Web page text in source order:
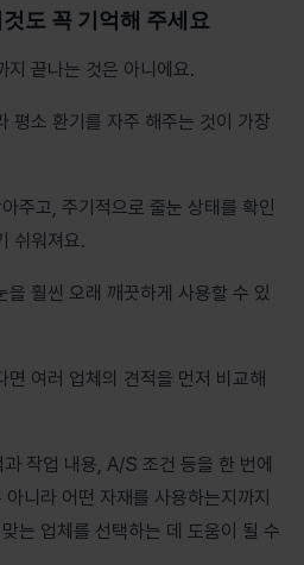
도 꼭 기억해 주세요
지 끝나는 것은 아니에요.
평소 환기를 자주 해주는 것이 가장
주고, 주기적으로 줄눈 상태를 확인
쉬워져요.
을 훨씬 오래 깨끗하게 사용할 수 있
여러 업체의 견적을 먼저 비교해
작업 내용, A/S 조건 등을 한 번에
니라 어떤 자재를 사용하는지까지
는 업체를 선택하는 데 도움이 될 수